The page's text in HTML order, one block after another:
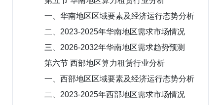
一、华南地区区域要素及经济运行态势分析
二、2023-2025年华南地区需求市场情况
三、2026-2032年华南地区需求趋势预测
第六节 西部地区算力租赁行业分析
一、西部地区区域要素及经济运行态势分析
二、2023-2025年西部地区需求市场情况